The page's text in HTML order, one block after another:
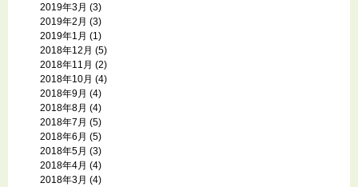
2019年3月 (3)
2019年2月 (3)
2019年1月 (1)
2018年12月 (5)
2018年11月 (2)
2018年10月 (4)
2018年9月 (4)
2018年8月 (4)
2018年7月 (5)
2018年6月 (5)
2018年5月 (3)
2018年4月 (4)
2018年3月 (4)